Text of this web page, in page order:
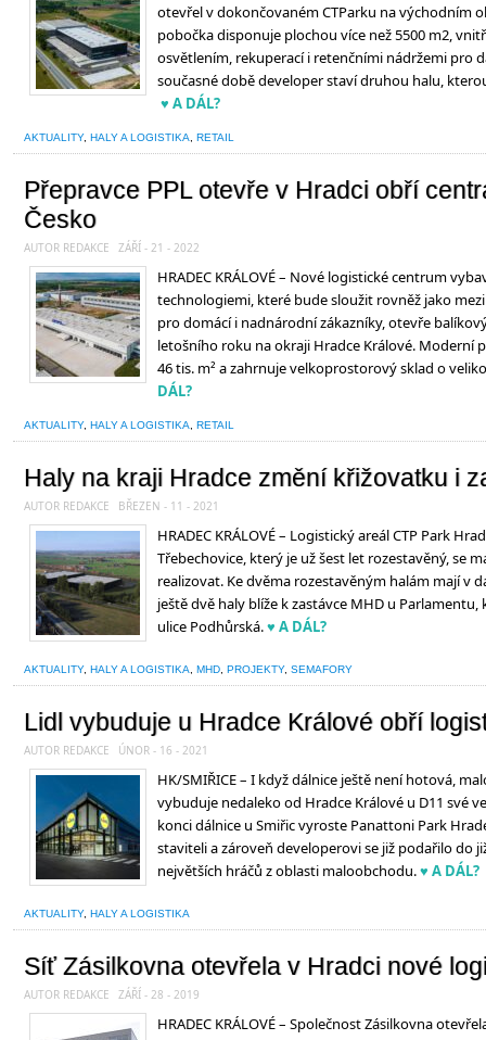
otevřel v dokončovaném CTParku na východním
pobočka disponuje plochou více než 5500 m2,
osvětlením, rekuperací i retenčními nádržemi pro
současné době developer staví druhou halu,
♥ A DÁL?
AKTUALITY, HALY A LOGISTIKA RETAIL
Přepravce PPL otevře v Hradci obří
Česko
AUTOR REDAKCE ZÁŘÍ - 21 - 2022
HRADEC KRÁLOVÉ – Nové logistické centrum
technologiemi, které bude sloužit rovněž jako
pro domácí i nadnárodní zákazníky, otevře
letošního roku na okraji Hradce Králové. Moderní
46 tis. m² a zahrnuje velkoprostorový sklad o
DÁL?
AKTUALITY, HALY A LOGISTIKA RETAIL
Haly na kraji Hradce změní křižovatku i
AUTOR REDAKCE BŘEZEN - 11 - 2021
HRADEC KRÁLOVÉ – Logistický areál CTP Park
Třebechovice, který je už šest let rozestavěný, se
realizovat. Ke dvěma rozestavěným halám mají v
ještě dvě haly blíže k zastávce MHD u
ulice Podhůrská.♥ A DÁL?
AKTUALITY, HALY A LOGISTIKA MHD PROJEKTY, SEMAFORY
Lidl vybuduje u Hradce Králové obří
AUTOR REDAKCE ÚNOR - 16 - 2021
HK/SMIŘICE – I když dálnice ještě není hotová,
vybuduje nedaleko od Hradce Králové u D11 své
konci dálnice u Smiřic vyroste Panattoni Park
staviteli a zároveň developerovi se již podařilo do
největších hráčů z oblasti maloobchodu.♥ A DÁL?
AKTUALITY, HALY A LOGISTIKA
Síť Zásilkovna otevřela v Hradci nové
AUTOR REDAKCE ZÁŘÍ - 28 - 2019
HRADEC KRÁLOVÉ – Společnost Zásilkovna